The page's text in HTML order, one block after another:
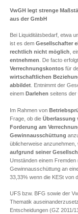
VwGH legt strenge
aus der GmbH
Bei Liquiditätsbedarf, etwa
ist es dem Gesellschafter
rechtlich nicht möglich ,
entnehmen . De facto
Verrechnungskontos für
wirtschaftlichen
abbildet . Entnimmt der
einem Darlehen seitens der
Im Rahmen von
Frage, ob die Überlassung
Forderung am
Gewinnausschüttung
üblicherweise
aufgrund seiner
Umständen einem
Gewinnausschüttung an
33,33% wenn die KESt von
UFS bzw. BFG sowie der
Thematik
Entscheidungen (GZ 2011/